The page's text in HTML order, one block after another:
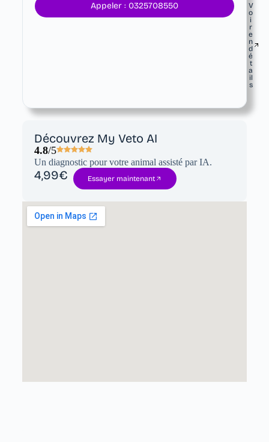
Appeler : 0325708550
V
o
i
r
e
n
d
é
t
a
il
s
Découvrez My Veto AI
4.8/5
Un diagnostic pour votre animal assisté par IA.
4,99€ Essayer maintenant